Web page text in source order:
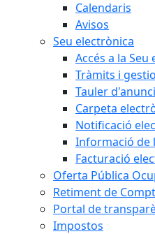
Calendaris
Avisos
Seu electrònica
Accés a la
Tràmits i
Tauler
Carpeta
Notificació
Informació de
Facturació
Oferta Pública
Retiment de
Portal de
Impostos